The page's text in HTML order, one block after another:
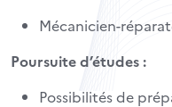
Mécanicien-
Poursuite d’études :
Possibilités de